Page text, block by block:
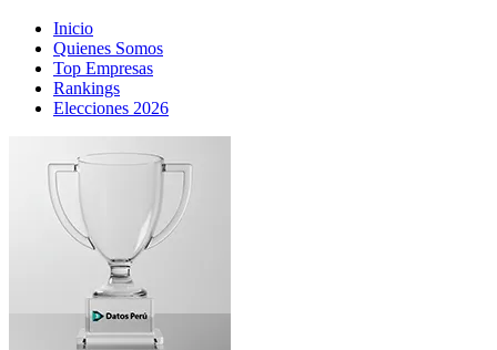
Inicio
Quienes Somos
Top Empresas
Rankings
Elecciones 2026